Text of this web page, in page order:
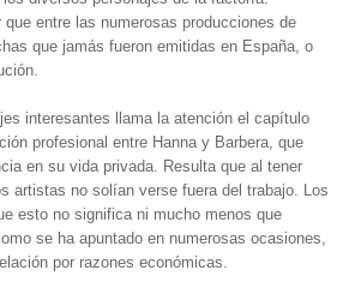
entre las numerosas producciones de
que jamás fueron emitidas en España, o
interesantes llama la atención el capítulo
profesional entre Hanna y Barbera, que
en su vida privada. Resulta que al tener
artistas no solían verse fuera del trabajo. Los
esto no significa ni mucho menos que
se ha apuntado en numerosas ocasiones,
por razones económicas.